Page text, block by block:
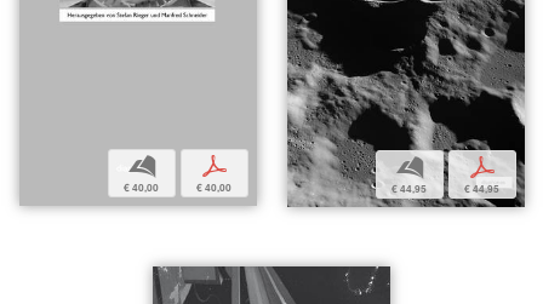
b
€ 40,00
p
€ 40,00
b
€ 44,95
p
€ 44,95